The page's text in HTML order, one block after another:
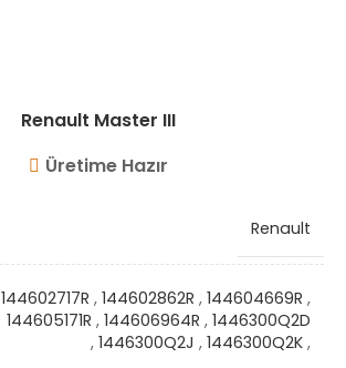
Renault Master III
Üretime Hazır
Renault
144602717R , 144602862R , 144604669R ,
144605171R , 144606964R , 1446300Q2D
, 1446300Q2J , 1446300Q2K ,